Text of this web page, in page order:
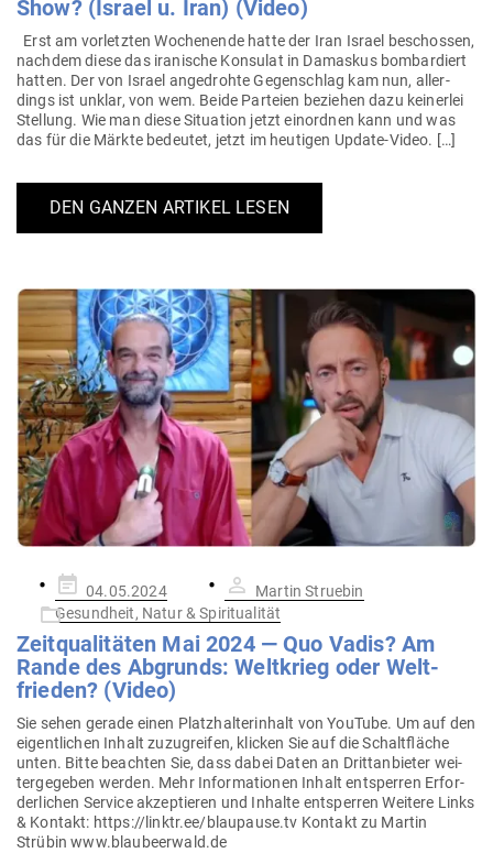
Show? (Israel u. Iran) (Video)
Erst am vor­letzten Wochenende hatte der Iran Israel beschossen,
nachdem diese das ira­nische Kon­sulat in Damaskus bom­bar­diert
hatten. Der von Israel ange­drohte Gegen­schlag kam nun, aller­
dings ist unklar, von wem. Beide Par­teien beziehen dazu kei­nerlei
Stellung. Wie man diese Situation jetzt ein­ordnen kann und was
das für die Märkte bedeutet, jetzt im heu­tigen Update-Video. […]
DEN GANZEN ARTIKEL LESEN
Gepostet
am
04.05.2024
Martin Struebin
Gesundheit, Natur & Spiritualität
Zeit­qua­li­täten Mai 2024 — Quo Vadis? Am
Rande des Abgrunds: Welt­krieg oder Welt­
frieden? (Video)
Sie sehen gerade einen Platz­hal­ter­inhalt von YouTube. Um auf den
eigent­lichen Inhalt zuzu­greifen, klicken Sie auf die Schalt­fläche
unten. Bitte beachten Sie, dass dabei Daten an Dritt­an­bieter wei­
ter­ge­geben werden. Mehr Infor­ma­tionen Inhalt ent­sperren Erfor­
der­lichen Service akzep­tieren und Inhalte ent­sperren Weitere Links
& Kontakt: https://linktr.ee/blaupause.tv Kontakt zu Martin
Strübin www.blaubeerwald.de